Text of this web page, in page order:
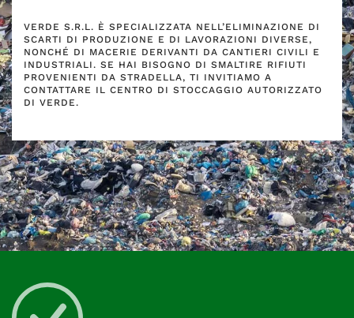
VERDE S.R.L. È SPECIALIZZATA NELL’ELIMINAZIONE DI
SCARTI DI PRODUZIONE E DI LAVORAZIONI DIVERSE,
NONCHÉ DI MACERIE DERIVANTI DA CANTIERI CIVILI E
INDUSTRIALI. SE HAI BISOGNO DI SMALTIRE RIFIUTI
PROVENIENTI DA STRADELLA, TI INVITIAMO A
CONTATTARE IL CENTRO DI STOCCAGGIO AUTORIZZATO
DI VERDE.